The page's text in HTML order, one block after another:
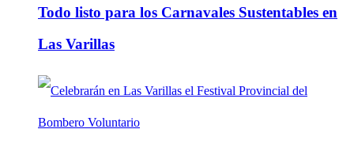
Todo listo para los Carnavales Sustentables en
Las Varillas